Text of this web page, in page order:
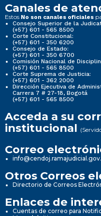
Canales de
Estos No son canales oficiales
Consejo Superior de la
(+57) 601 - 565 8500
Corte Constitucional:
(+57) 601 - 350 6200
Consejo de Estado:
(+57) 601 - 350 6700
Comisión Nacional de
(+57) 601 - 565 8500
Corte Suprema de Justicia:
(+57) 601 - 362 2000
Dirección Ejecutiva de
Carrera 7 # 27-18, Bogotá
(+57) 601 - 565 8500
Acceda a su
institucional
Correo
Otros Correos
Directorio de Correos
Enlaces de
Cuentas de correo para